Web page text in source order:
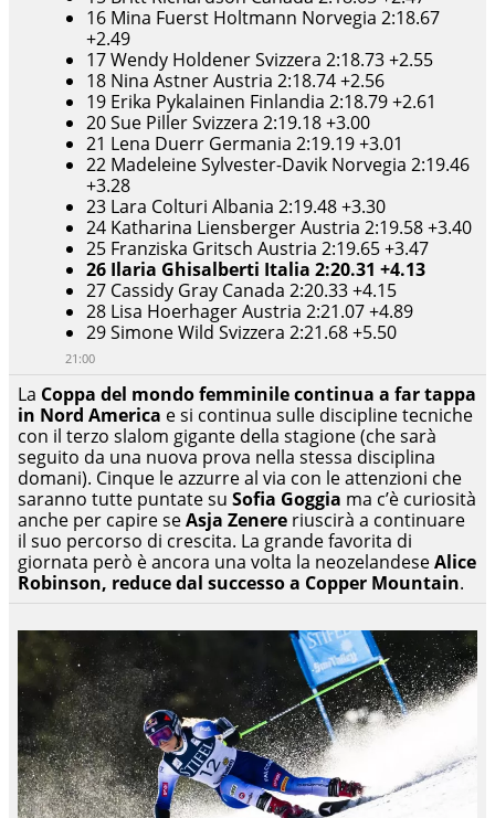
16 Mina Fuerst Holtmann Norvegia 2:18.67
+2.49
17 Wendy Holdener Svizzera 2:18.73 +2.55
18 Nina Astner Austria 2:18.74 +2.56
19 Erika Pykalainen Finlandia 2:18.79 +2.61
20 Sue Piller Svizzera 2:19.18 +3.00
21 Lena Duerr Germania 2:19.19 +3.01
22 Madeleine Sylvester-Davik Norvegia 2:19.46
+3.28
23 Lara Colturi Albania 2:19.48 +3.30
24 Katharina Liensberger Austria 2:19.58 +3.40
25 Franziska Gritsch Austria 2:19.65 +3.47
26 Ilaria Ghisalberti Italia 2:20.31 +4.13
27 Cassidy Gray Canada 2:20.33 +4.15
28 Lisa Hoerhager Austria 2:21.07 +4.89
29 Simone Wild Svizzera 2:21.68 +5.50
21:00
La Coppa del mondo femminile continua a far tappa
in Nord America e si continua sulle discipline tecniche
con il terzo slalom gigante della stagione (che sarà
seguito da una nuova prova nella stessa disciplina
domani). Cinque le azzurre al via con le attenzioni che
saranno tutte puntate su Sofia Goggia ma c’è curiosità
anche per capire seAsja Zenere riuscirà a continuare
il suo percorso di crescita. La grande favorita di
giornata però è ancora una volta la neozelandeseAlice
Robinson, reduce dal successo a Copper Mountain.